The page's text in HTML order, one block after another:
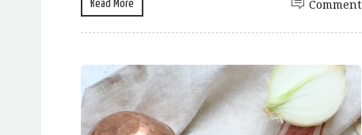
Read More Comment